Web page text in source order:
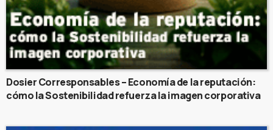
Dosier Corresponsables – Economía de la reputación:
cómo la Sostenibilidad refuerza la imagen corporativa